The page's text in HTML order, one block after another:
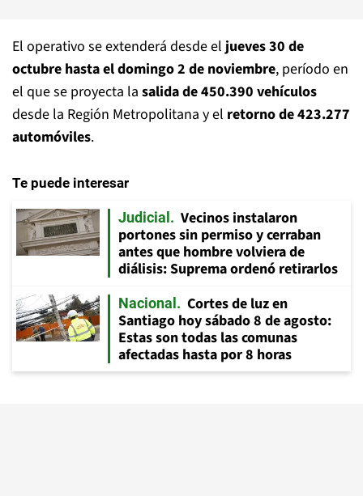
El operativo se extenderá desde eljueves 30 de
octubre hasta el domingo 2 de noviembre, período en
el que se proyecta la salida de 450.390 vehículos
desde la Región Metropolitana y el retorno de 423.277
automóviles.
Te puede interesar
Judicial
Vecinos instalaron
portones sin permiso y cerraban
antes que hombre volviera de
diálisis: Suprema ordenó retirarlos
Nacional
Cortes de luz en
Santiago hoy sábado 8 de agosto:
Estas son todas las comunas
afectadas hasta por 8 horas